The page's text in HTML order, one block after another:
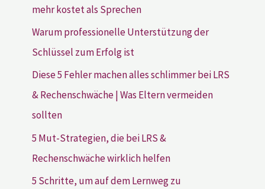
mehr kostet als Sprechen
Warum professionelle Unterstützung der
Schlüssel zum Erfolg ist
Diese 5 Fehler machen alles schlimmer bei LRS
& Rechenschwäche | Was Eltern vermeiden
sollten
5 Mut-Strategien, die bei LRS &
Rechenschwäche wirklich helfen
5 Schritte, um auf dem Lernweg zu